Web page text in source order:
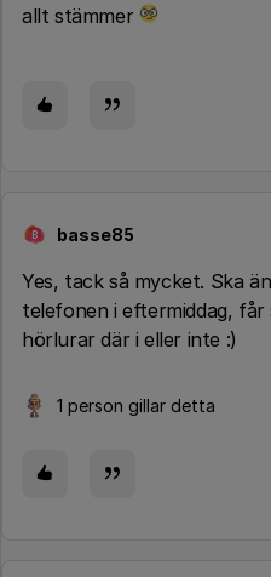
allt stämmer
B basse85
Yes, tack så mycket. Ska
telefonen i eftermiddag,
hörlurar där i eller inte :)
1 person gillar detta